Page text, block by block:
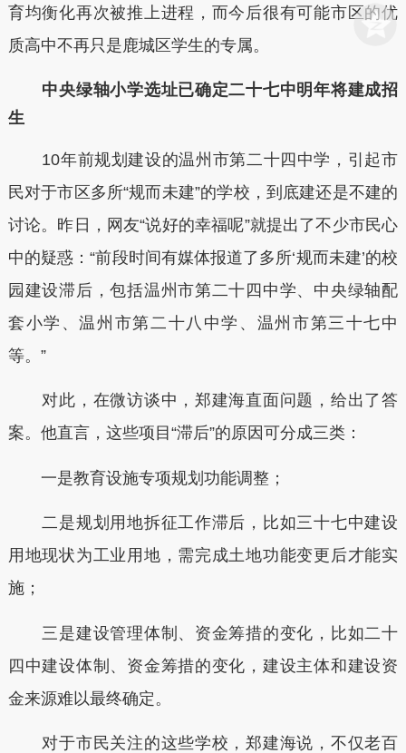
育均衡化再次被推上进程，而今后很有可能市区的优
质高中不再只是鹿城区学生的专属。
中央绿轴小学选址已确定二十七中明年将建成招
生
10年前规划建设的温州市第二十四中学，引起市
民对于市区多所“规而未建”的学校，到底建还是不建的
讨论。昨日，网友“说好的幸福呢”就提出了不少市民心
中的疑惑：“前段时间有媒体报道了多所‘规而未建’的校
园建设滞后，包括温州市第二十四中学、中央绿轴配
套小学、温州市第二十八中学、温州市第三十七中
等。”
对此，在微访谈中，郑建海直面问题，给出了答
案。他直言，这些项目“滞后”的原因可分成三类：
一是教育设施专项规划功能调整；
二是规划用地拆征工作滞后，比如三十七中建设
用地现状为工业用地，需完成土地功能变更后才能实
施；
三是建设管理体制、资金筹措的变化，比如二十
四中建设体制、资金筹措的变化，建设主体和建设资
金来源难以最终确定。
对于市民关注的这些学校，郑建海说，不仅老百